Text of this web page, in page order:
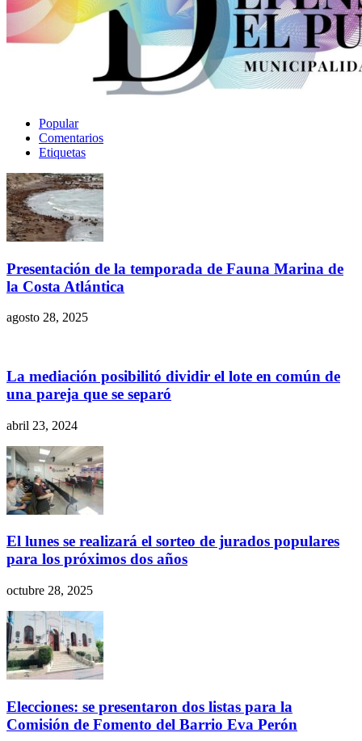
Popular
Comentarios
Etiquetas
Presentación de la temporada de Fauna Marina de
la Costa Atlántica
agosto 28, 2025
La mediación posibilitó dividir el lote en común de
una pareja que se separó
abril 23, 2024
El lunes se realizará el sorteo de jurados populares
para los próximos dos años
octubre 28, 2025
Elecciones: se presentaron dos listas para la
Comisión de Fomento del Barrio Eva Perón